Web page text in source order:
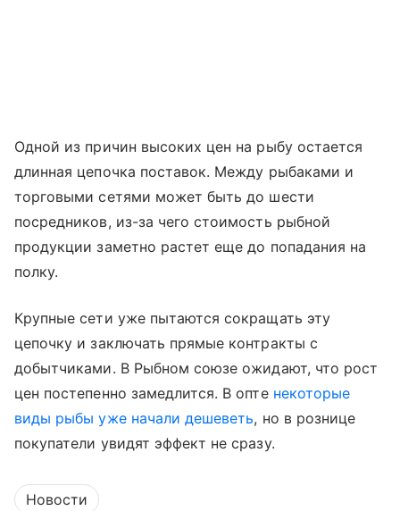
Одной из причин высоких цен на рыбу остается
длинная цепочка поставок. Между рыбаками и
торговыми сетями может быть до шести
посредников, из-за чего стоимость рыбной
продукции заметно растет еще до попадания на
полку.
Крупные сети уже пытаются сокращать эту
цепочку и заключать прямые контракты с
добытчиками. В Рыбном союзе ожидают, что рост
цен постепенно замедлится. В опте некоторые
виды рыбы уже начали дешеветь, но в рознице
покупатели увидят эффект не сразу.
Новости